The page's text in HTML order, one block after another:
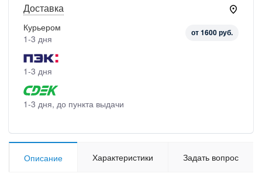
Доставка
Курьером
1-3 дня
от 1600 руб.
1-3 дня
1-3 дня, до пункта выдачи
Описание Характеристики Задать вопрос